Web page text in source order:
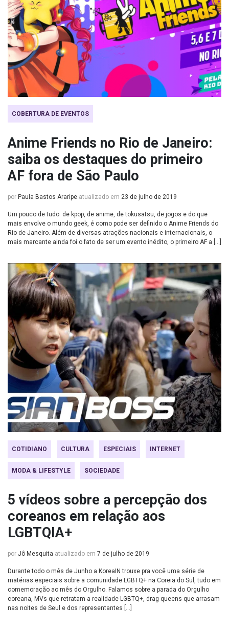
COBERTURA DE EVENTOS
Anime Friends no Rio de Janeiro:
saiba os destaques do primeiro
AF fora de São Paulo
por Paula Bastos Araripe atualizado em 23 de julho de 2019
Um pouco de tudo: de kpop, de anime, de tokusatsu, de jogos e do que
mais envolve o mundo geek, é como pode ser definido o Anime Friends do
Rio de Janeiro. Além de diversas atrações nacionais e internacionais, o
mais marcante ainda foi o fato de ser um evento inédito, o primeiro AF a […]
COTIDIANO CULTURA ESPECIAIS INTERNET
MODA & LIFESTYLE SOCIEDADE
5 vídeos sobre a percepção dos
coreanos em relação aos
LGBTQIA+
por Jô Mesquita atualizado em 7 de julho de 2019
Durante todo o mês de Junho a KoreaIN trouxe pra você uma série de
matérias especiais sobre a comunidade LGBTQ+ na Coreia do Sul, tudo em
comemoração ao mês do Orgulho. Falamos sobre a parada do Orgulho
coreana, MVs que retratam a realidade LGBTQ+, drag queens que arrasam
nas noites de Seul e dos representantes […]